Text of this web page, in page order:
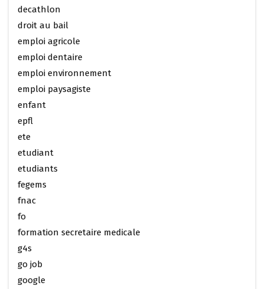
decathlon
droit au bail
emploi agricole
emploi dentaire
emploi environnement
emploi paysagiste
enfant
epfl
ete
etudiant
etudiants
fegems
fnac
fo
formation secretaire medicale
g4s
go job
google